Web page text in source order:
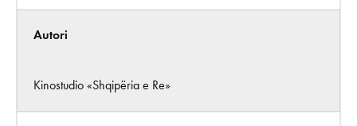
Autori
Kinostudio «Shqipëria e Re»